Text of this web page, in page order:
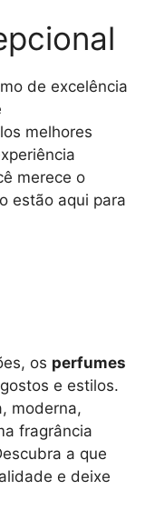
de excelência
melhores
merece o
estão aqui para
os perfumes
e estilos.
moderna,
fragrância
a que
e deixe